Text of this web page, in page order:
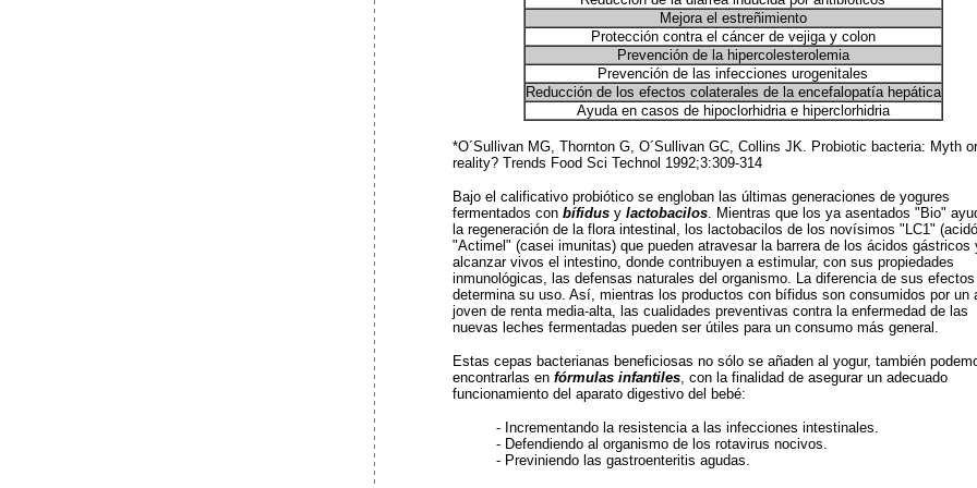
Mejora el estreñimiento
Protección contra el cáncer de vejiga y colon
Prevención de la hipercolesterolemia
Prevención de las infecciones urogenitales
Reducción de los efectos colaterales de la encefalopatía hepática
Ayuda en casos de hipoclorhidria e hiperclorhidria
*O´Sullivan MG, Thornton G, O´Sullivan GC, Collins JK. Probiotic bacteria: Myth or
reality? Trends Food Sci Technol 1992;3:309-314
Bajo el calificativo probiótico se engloban las últimas generaciones de yogures
fermentados con bífidus y lactobacilos. Mientras que los ya asentados "Bio"
la regeneración de la flora intestinal, los lactobacilos de los novísimos "LC1"
"Actimel" (casei imunitas) que pueden atravesar la barrera de los ácidos gástricos
alcanzar vivos el intestino, donde contribuyen a estimular, con sus propiedades
inmunológicas, las defensas naturales del organismo. La diferencia de sus efectos
determina su uso. Así, mientras los productos con bífidus son consumidos por un
joven de renta media-alta, las cualidades preventivas contra la enfermedad de las
nuevas leches fermentadas pueden ser útiles para un consumo más general.
Estas cepas bacterianas beneficiosas no sólo se añaden al yogur, también
encontrarlas en fórmulas infantiles, con la finalidad de asegurar un adecuado
funcionamiento del aparato digestivo del bebé:
- Incrementando la resistencia a las infecciones intestinales.
- Defendiendo al organismo de los rotavirus nocivos.
- Previniendo las gastroenteritis agudas.